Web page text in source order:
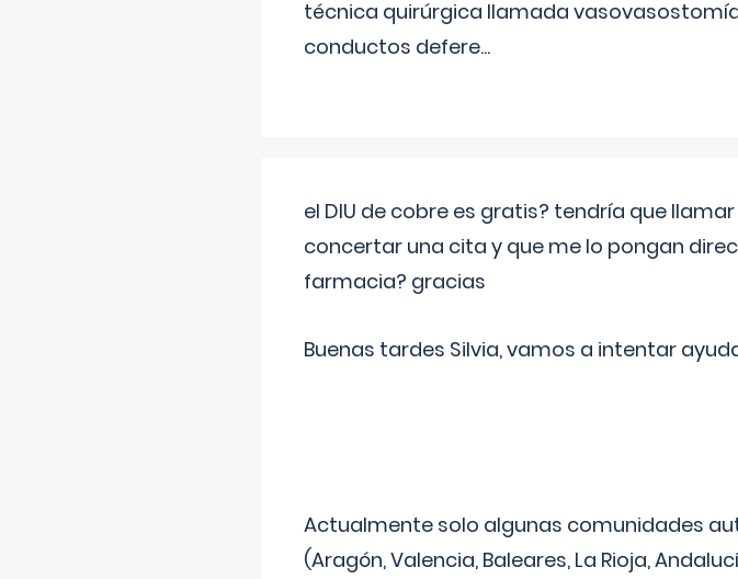
técnica quirúrgica llamada
conductos defere...
el DIU de cobre es gratis? tendría que
concertar una cita y que me lo pongan
farmacia? gracias
Buenas tardes Silvia, vamos a intentar
Actualmente solo algunas comunidades
(Aragón, Valencia, Baleares, La Rioja,